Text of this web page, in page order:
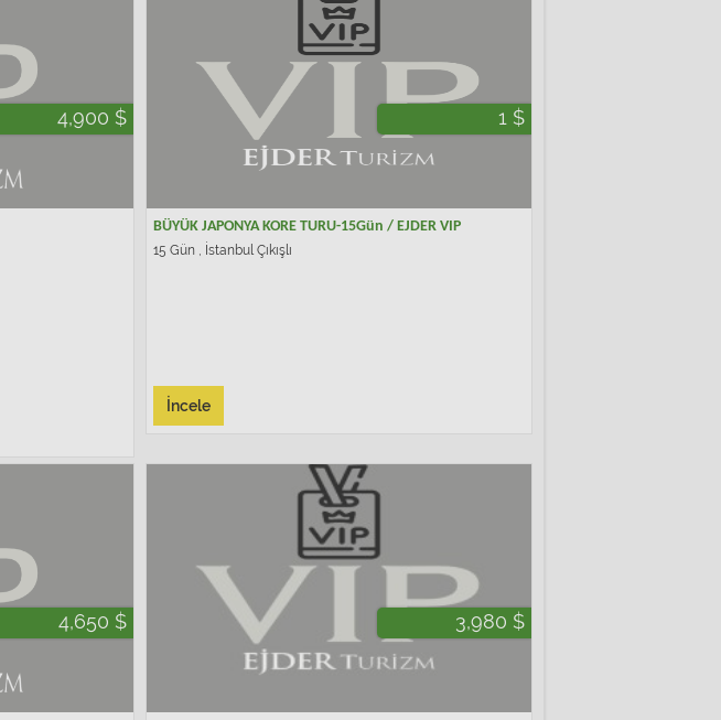
4,900 $ 1 $
BÜYÜK JAPONYA KORE TURU-15Gün / EJDER VIP
15 Gün , İstanbul Çıkışlı
İncele
4,650 $ 3,980 $